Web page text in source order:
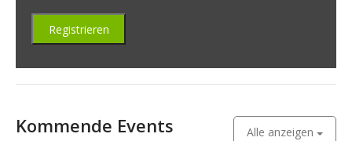
Kommende Events Alle anzeigen